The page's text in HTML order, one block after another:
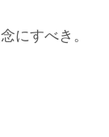
にすべき。